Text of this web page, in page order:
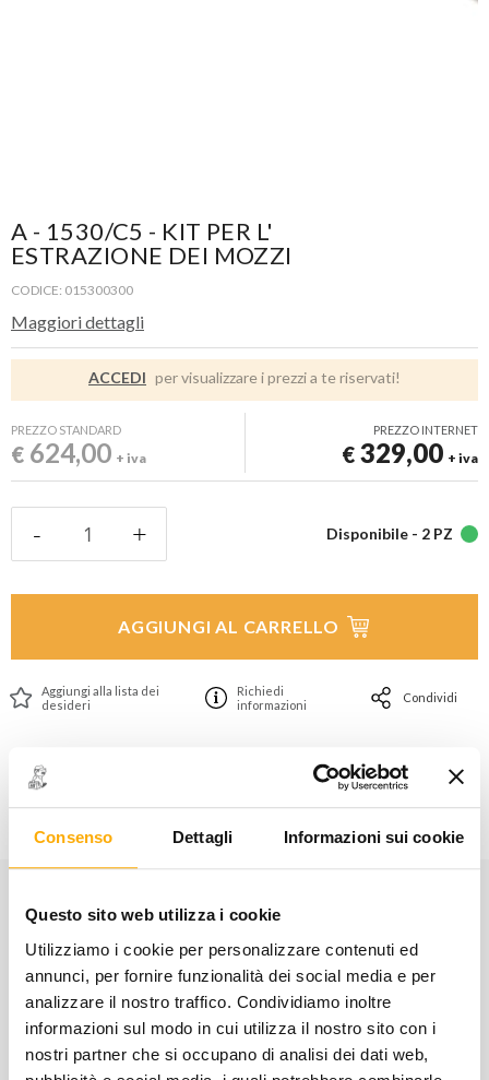
Consenso Dettagli Informazioni sui cookie
Questo sito web utilizza i cookie
Utilizziamo i cookie per personalizzare contenuti ed
annunci, per fornire funzionalità dei social media e per
analizzare il nostro traffico. Condividiamo inoltre
informazioni sul modo in cui utilizza il nostro sito con i
nostri partner che si occupano di analisi dei dati web,
A - 1530/C5 - KIT PER L'
ESTRAZIONE DEI MOZZI
CODICE: 015300300
Maggiori dettagli
ACCEDI per visualizzare i prezzi a te riservati!
PREZZO STANDARD
€ 624,00 + iva
PREZZO INTERNET
€ 329,00 + iva
Disponibile - 2 PZ
AGGIUNGI AL CARRELLO
Aggiungi alla lista dei
desideri
Richiedi
informazioni
Condividi
Informazioni utili
CARATTERISTICHE
Codice:015300300
e cuscinetti ruote a 3, 4 , 5 fori.